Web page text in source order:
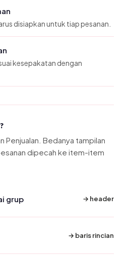
disiapkan untuk tiap pesanan.
kesepakatan dengan
Penjualan. Bedanya tampilan
dipecah ke item-item
grup → header
→ baris rincian